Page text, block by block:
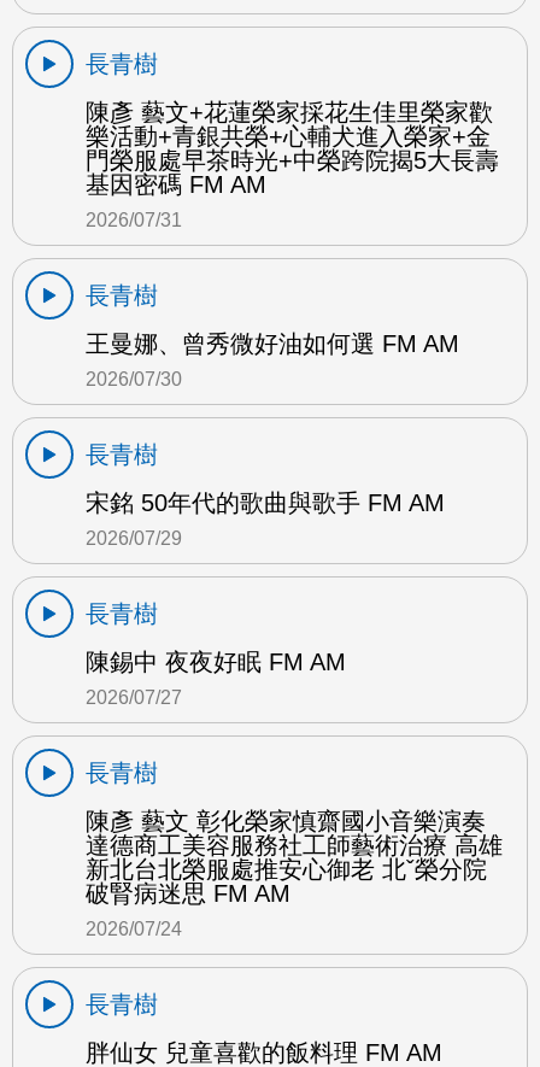
長青樹
陳彥 藝文+花蓮榮家採花生佳里榮家歡
樂活動+青銀共榮+心輔犬進入榮家+金
門榮服處早茶時光+中榮跨院揭5大長壽
基因密碼 FM AM
2026/07/31
長青樹
王曼娜、曾秀微好油如何選 FM AM
2026/07/30
長青樹
宋銘 50年代的歌曲與歌手 FM AM
2026/07/29
長青樹
陳錫中 夜夜好眠 FM AM
2026/07/27
長青樹
陳彥 藝文 彰化榮家慎齋國小音樂演奏
達德商工美容服務社工師藝術治療 高雄
新北台北榮服處推安心御老 北ˇ榮分院
破腎病迷思 FM AM
2026/07/24
長青樹
胖仙女 兒童喜歡的飯料理 FM AM